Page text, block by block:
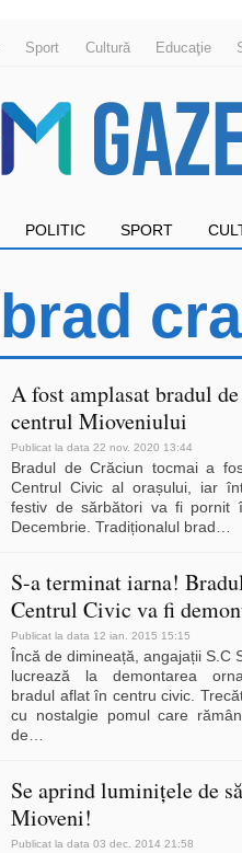
Sport Cultură Educaţie
POLITIC SPORT
brad
A fost amplasat bradul
centrul Mioveniului
Publicat la data 22 nov. 2020 13:44
Bradul de Crăciun tocmai a
Centrul Civic al orașului, iar
festiv de sărbători va fi pornit
Decembrie. Tradiționalul brad
S-a terminat iarna!
Centrul Civic va fi
Publicat la data 12 ian. 2015 15:15
Încă de dimineață, angajații S.C
lucrează la demontarea
bradul aflat în centru civic.
cu nostalgie pomul care
de
Se aprind luminițele de
Mioveni!
Publicat la data 03 dec. 2014 21:58